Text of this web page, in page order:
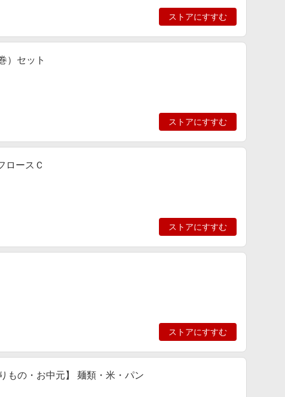
ストアにすすむ
）セット
ストアにすすむ
ロースＣ
ストアにすすむ
ストアにすすむ
もの・お中元】 麺類・米・パン